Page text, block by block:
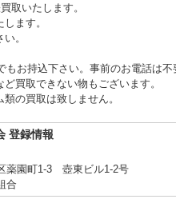
取いたします。
ます。
。
お持込下さい。事前のお電話は不
買取できない物もございます。
の買取は致しません。
登録情報
薬園町1-3 壺東ビル1-2号
合